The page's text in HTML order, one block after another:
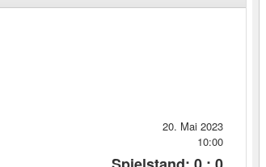
20. Mai 2023
10:00